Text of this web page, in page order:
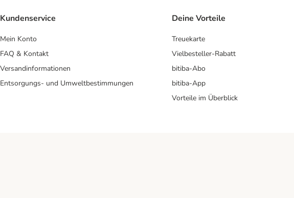
Kundenservice
Mein Konto
FAQ & Kontakt
Versandinformationen
Entsorgungs- und Umweltbestimmungen
Deine Vorteile
Treuekarte
Vielbesteller-Rabatt
bitiba-Abo
bitiba-App
Vorteile im Überblick